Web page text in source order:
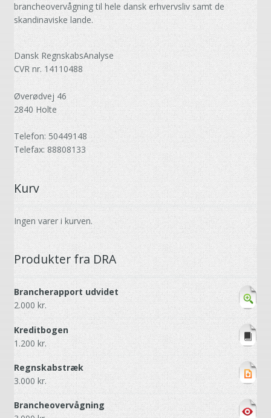
brancheovervågning til hele dansk erhvervsliv samt de
skandinaviske lande.
Dansk RegnskabsAnalyse
CVR nr. 14110488
Øverødvej 46
2840 Holte
Telefon: 50449148
Telefax: 88808133
Kurv
Ingen varer i kurven.
Produkter fra DRA
Brancherapport udvidet
2.000 kr.
Kreditbogen
1.200 kr.
Regnskabstræk
3.000 kr.
Brancheovervågning